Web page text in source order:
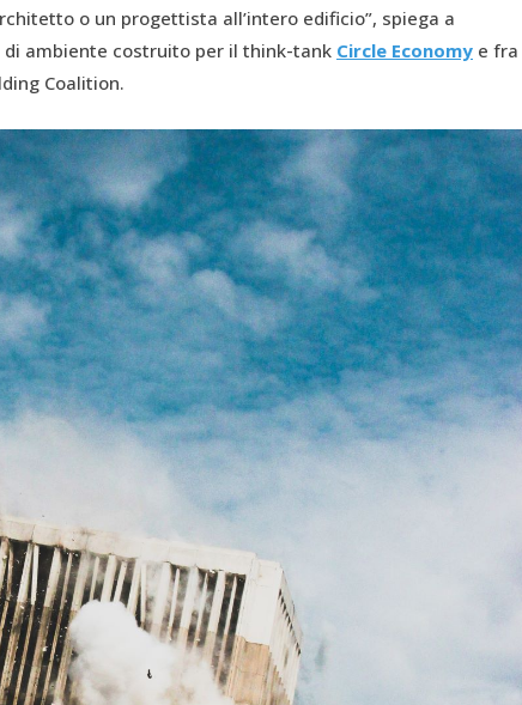
o un progettista all’intero edificio”, spiega a
di ambiente costruito per il think-tank Circle Economy e fra
Coalition.